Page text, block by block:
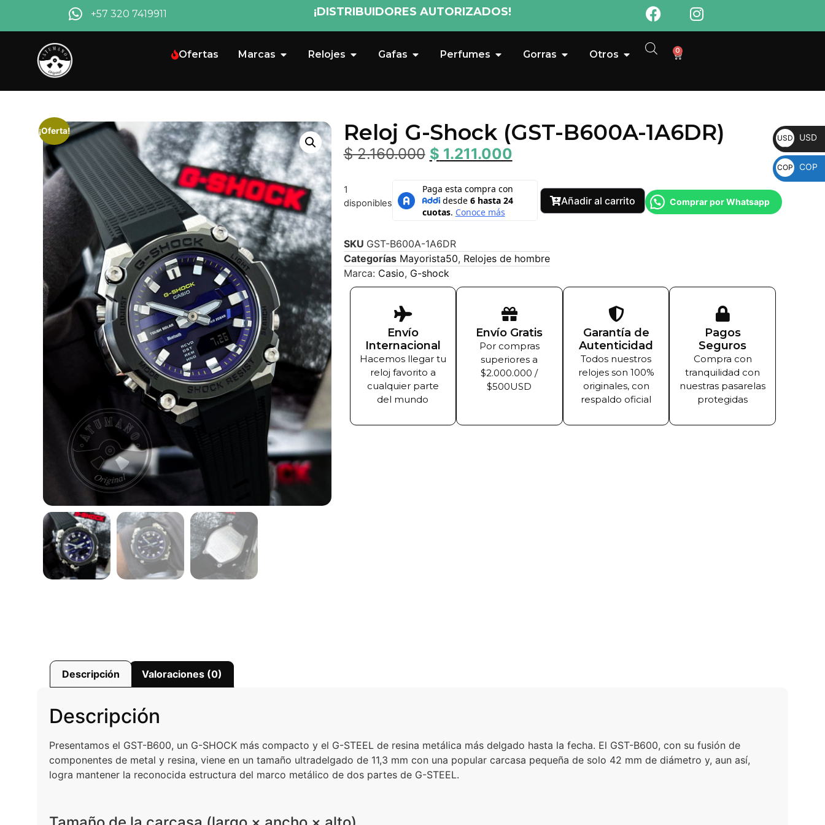
+57 320 7419911 ¡DISTRIBUIDORES AUTORIZADOS!
Ofertas Marcas Relojes Gafas Perfumes Gorras Otros 0
¡Oferta! Reloj G-Shock (GST-B600A-1A6DR)
$2.160.000 $ 1.211.000
1
disponibles
Añadir al carrito Comprar por Whatsapp
SKU GST-B600A-1A6DR
Categorías Mayorista50, Relojes de hombre
Marca: Casio, G-shock
Envío
Internacional
Hacemos llegar tu
reloj favorito a
cualquier parte
del mundo
Envío Gratis
Por compras
superiores a
$2.000.000 /
$500USD
Garantía de
Autenticidad
Todos nuestros
relojes son 100%
originales, con
respaldo oficial
Pagos
Seguros
Compra con
tranquilidad con
nuestras pasarelas
protegidas
Descripción Valoraciones (0)
Descripción
Presentamos el GST-B600, un G-SHOCK más compacto y el G-STEEL de resina metálica más delgado hasta la fecha. El GST-B600, con su fusión de
componentes de metal y resina, viene en un tamaño ultradelgado de 11,3 mm con una popular carcasa pequeña de solo 42 mm de diámetro y, aun así,
logra mantener la reconocida estructura del marco metálico de dos partes de G-STEEL.
USD USD
COP COP